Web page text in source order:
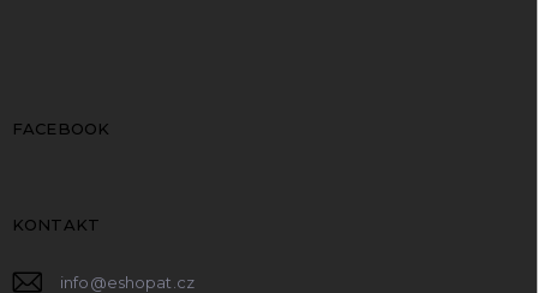
FACEBOOK
KONTAKT
info@eshopat.cz